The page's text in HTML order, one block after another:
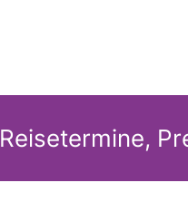
Reisetermine,